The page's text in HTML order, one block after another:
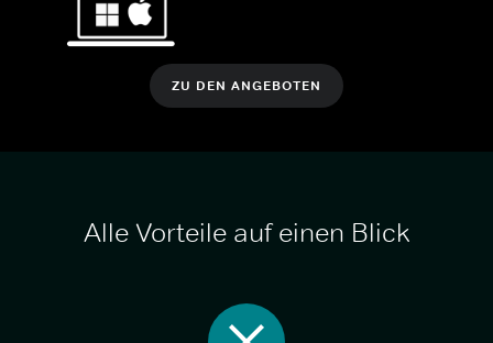
ZU DEN ANGEBOTEN
Alle Vorteile auf einen Blick